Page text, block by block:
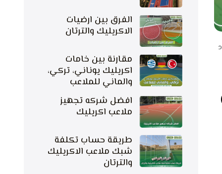
الفرق بين ارضيات
الاكريليك والترتان
مقارنة بين خامات
اكريليك يوناني، تركي،
والماني للملاعب
افضل شركه تجهيز
ملاعب اكريليك
طريقة حساب تكلفة
شبك ملاعب الاكريليك
والترتان